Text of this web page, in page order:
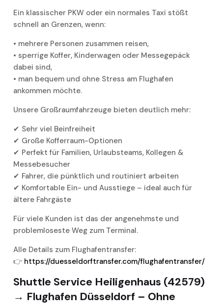
Ein klassischer PKW oder ein normales Taxi stößt
schnell an Grenzen, wenn:
• mehrere Personen zusammen reisen,
• sperrige Koffer, Kinderwagen oder Messegepäck
dabei sind,
• man bequem und ohne Stress am Flughafen
ankommen möchte.
Unsere Großraumfahrzeuge bieten deutlich mehr:
✔ Sehr viel Beinfreiheit
✔ Große Kofferraum-Optionen
✔ Perfekt für Familien, Urlaubsteams, Kollegen &
Messebesucher
✔ Fahrer, die pünktlich und routiniert arbeiten
✔ Komfortable Ein- und Ausstiege – ideal auch für
ältere Fahrgäste
Für viele Kunden ist das der angenehmste und
problemloseste Weg zum Terminal.
Alle Details zum Flughafentransfer:
👉 https://duesseldorftransfer.com/flughafentransfer/
Shuttle Service Heiligenhaus (42579)
→ Flughafen Düsseldorf – Ohne